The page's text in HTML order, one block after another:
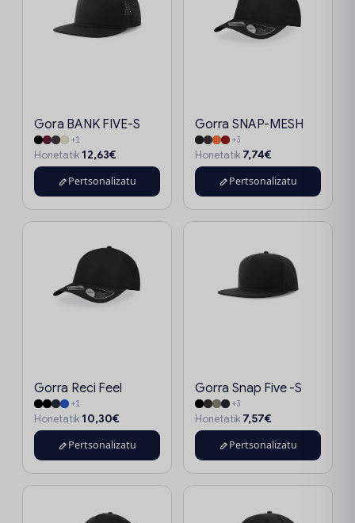
Gora BANK FIVE-S
+1
Honetatik 12,63€
Pertsonalizatu
Gorra SNAP-MESH
+3
Honetatik 7,74€
Pertsonalizatu
Gorra Reci Feel
+1
Honetatik 10,30€
Pertsonalizatu
Gorra Snap Five -S
+3
Honetatik 7,57€
Pertsonalizatu